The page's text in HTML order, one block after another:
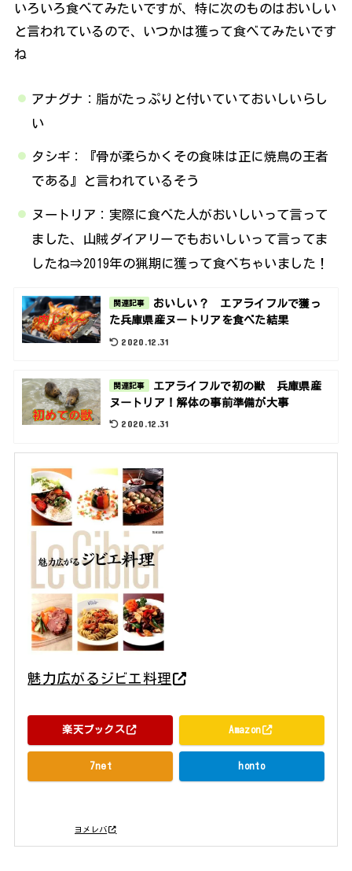
いろいろ食べてみたいですが、特に次のものはおいしい
と言われているので、いつかは獲って食べてみたいです
ね
アナグナ：脂がたっぷりと付いていておいしいらし
い
タシギ：『骨が柔らかくその食味は正に焼鳥の王者
である』と言われているそう
ヌートリア：実際に食べた人がおいしいって言って
ました、山賊ダイアリーでもおいしいって言ってま
したね⇒2019年の猟期に獲って食べちゃいました！
関連記事
おいしい？ エアライフルで獲っ
た兵庫県産ヌートリアを食べた結果
2020.12.31
関連記事
エアライフルで初の獣 兵庫県産
ヌートリア！解体の事前準備が大事
2020.12.31
魅力広がるジビエ料理
ヨメレバ
楽天ブックス Amazon
7net honto